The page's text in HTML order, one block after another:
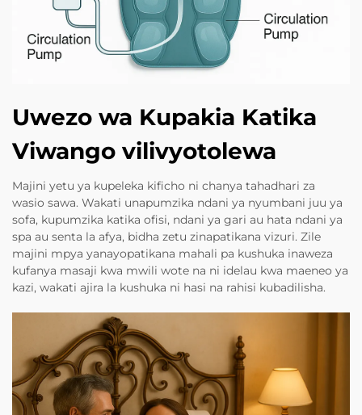
Uwezo wa Kupakia Katika
Viwango vilivyotolewa
Majini yetu ya kupeleka kificho ni chanya tahadhari za
wasio sawa. Wakati unapumzika ndani ya nyumbani juu ya
sofa, kupumzika katika ofisi, ndani ya gari au hata ndani ya
spa au senta la afya, bidha zetu zinapatikana vizuri. Zile
majini mpya yanayopatikana mahali pa kushuka inaweza
kufanya masaji kwa mwili wote na ni idelau kwa maeneo ya
kazi, wakati ajira la kushuka ni hasi na rahisi kubadilisha.